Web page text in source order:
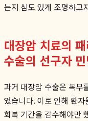
는지 심도 있게 조명하고
대장암 치료의
수술의 선구자
과거 대장암 수술은 복부
었습니다. 이로 인해 환
회복 기간을 감수해야만